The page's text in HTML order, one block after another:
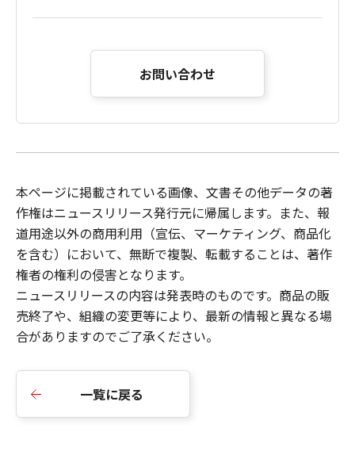
お問い合わせ
本ページに掲載されている画像、文書その他データの著
作権はニュースリリース発行元に帰属します。また、報
道用途以外の商用利用（宣伝、マーケティング、商品化
を含む）において、無断で複製、転載することは、著作
権者の権利の侵害となります。
ニュースリリースの内容は発表時のものです。商品の販
売終了や、組織の変更等により、最新の情報と異なる場
合がありますのでご了承ください。
一覧に戻る